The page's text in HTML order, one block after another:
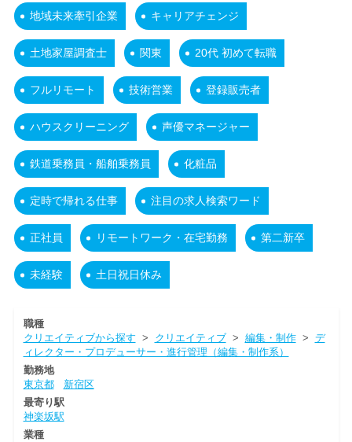
地域未来牽引企業 キャリアチェンジ
土地家屋調査士 関東 20代 初めて転職
フルリモート 技術営業 登録販売者
ハウスクリーニング 声優マネージャー
鉄道乗務員・船舶乗務員 化粧品
定時で帰れる仕事 注目の求人検索ワード
正社員 リモートワーク・在宅勤務 第二新卒
未経験 土日祝日休み
職種
クリエイティブから探す > クリエイティブ> 編集・制作> デ
ィレクター・プロデューサー・進行管理（編集・制作系）
勤務地
東京都
新宿区
最寄り駅
神楽坂駅
業種